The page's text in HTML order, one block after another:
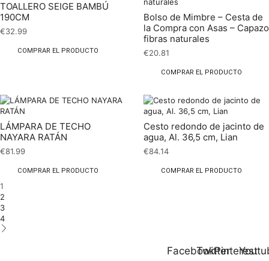
TOALLERO SEIGE BAMBÚ
190CM
€32.99
COMPRAR EL PRODUCTO
Bolso de Mimbre – Cesta de
la Compra con Asas – Capazo
fibras naturales
€20.81
COMPRAR EL PRODUCTO
LÁMPARA DE TECHO
NAYARA RATÁN
€81.99
COMPRAR EL PRODUCTO
Cesto redondo de jacinto de
agua, Al. 36,5 cm, Lian
€84.14
COMPRAR EL PRODUCTO
1
2
3
4
FacebookTwitterPinterest